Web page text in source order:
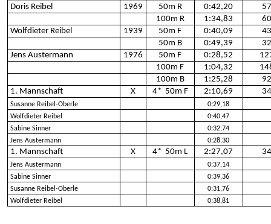
Doris Reibel
1969 50m R 0:42,20
100m R
1:34,83
Wolfdieter Reibel
1939 50m F 0:40,09
50m B
0:49,39
Jens Austermann
1976 50m F 0:28,52
100m F
1:04,32
100m B
1:25,28
1. Mannschaft
X 4* 50m F 2:10,69
Susanne Reibel-Oberle
0:29,18
Wolfdieter Reibel
0:40,47
Sabine Sinner
0:32,74
Jens Austermann
0:28,30
1. Mannschaft X 4* 50m L 2:27,07
Jens Austermann
0:37,14
Sabine Sinner
0:39,36
Susanne Reibel-Oberle
0:31,76
Wolfdieter Reibel
0:38,81